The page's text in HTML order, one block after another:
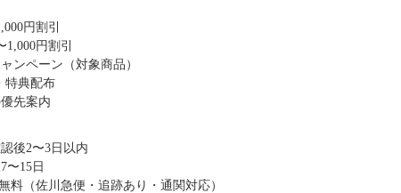
円割引
1,000円割引
ンペーン（対象商品）
特典配布
先案内
後2〜3日以内
〜15日
料（佐川急便・追跡あり・通関対応）